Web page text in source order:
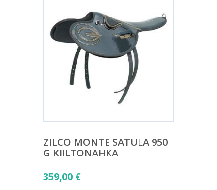
ZILCO MONTE SATULA 950
G KIILTONAHKA
359,00 €